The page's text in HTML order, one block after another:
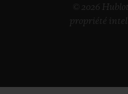
© 2026
propriété